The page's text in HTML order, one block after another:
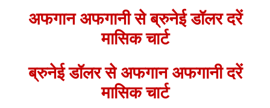
अफगान अफगानी से ब्रुनेई डॉलर दरें
मासिक चार्ट
ब्रुनेई डॉलर से अफगान अफगानी दरें
मासिक चार्ट